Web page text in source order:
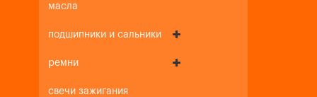
масла
подшипники и сальники
ремни
свечи зажигания